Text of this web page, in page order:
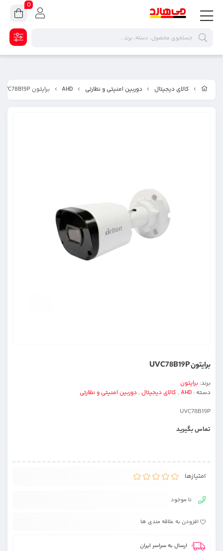
کالای دیجیتال دوربین امنیتی و نظارتی AHD برایتون UVC78B19P
برایتون UVC78B19P
برند: برایتون
دسته : AHD
, کالای دیجیتال ,دوربین امنیتی و نظارتی
UVC78B19P
تماس بگیرید
امتیازها
نا موجود
افزودن به علاقه مندی ها
ارسال به سراسر ایران
0